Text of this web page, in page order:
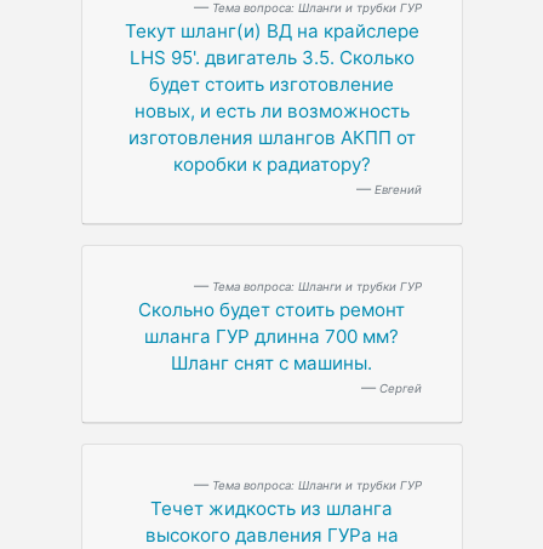
Тема вопроса: Шланги и трубки ГУР
Текут шланг(и) ВД на крайслере
LHS 95'. двигатель 3.5. Сколько
будет стоить изготовление
новых, и есть ли возможность
изготовления шлангов АКПП от
коробки к радиатору?
Евгений
Тема вопроса: Шланги и трубки ГУР
Скольно будет стоить ремонт
шланга ГУР длинна 700 мм?
Шланг снят с машины.
Сергей
Тема вопроса: Шланги и трубки ГУР
Течет жидкость из шланга
высокого давления ГУРа на